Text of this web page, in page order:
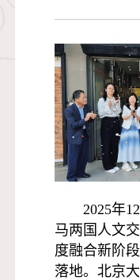
2025年
马两国人文
度融合新阶
落地。北京